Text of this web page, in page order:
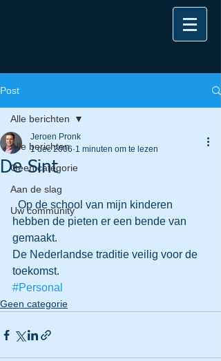
Post
Alle berichten
Geen categorie
Aan de slag
Uw community
Alle berichten
De Sint
Jeroen Pronk
1 dec 2006 1 minuten om te lezen
  Op de school van mijn kinderen
hebben de pieten er een bende van
gemaakt.
De Nederlandse traditie veilig voor de
toekomst.
#Personal
Geen categorie